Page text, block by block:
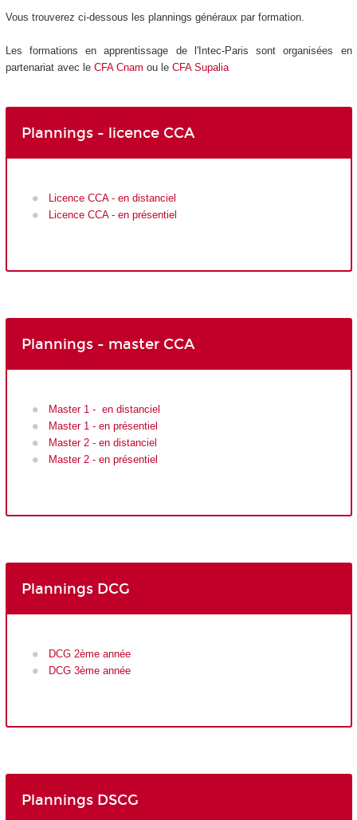
Vous trouverez ci-dessous les plannings généraux par formation.
Les formations en apprentissage de l'Intec-Paris sont organisées en
partenariat avec le CFA Cnam ou le CFA Supalia
Plannings - licence CCA
Licence CCA - en distanciel
Licence CCA - en présentiel
Plannings - master CCA
Master 1 - en distanciel
Master 1 - en présentiel
Master 2 - en distanciel
Master 2 - en présentiel
Plannings DCG
DCG 2ème année
DCG 3ème année
Plannings DSCG